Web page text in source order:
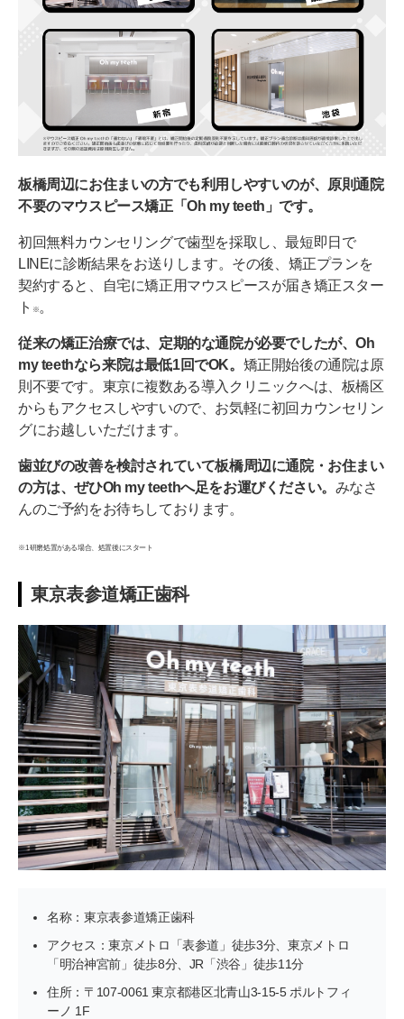
板橋周辺にお住まいの方でも利用しやすいのが、原則通院
不要のマウスピース矯正「Oh my teeth」です。
初回無料カウンセリングで歯型を採取し、最短即日で
LINEに診断結果をお送りします。その後、矯正プランを
契約すると、自宅に矯正用マウスピースが届き矯正スター
ト ※ 。
従来の矯正治療では、定期的な通院が必要でしたが、Oh
my teethなら来院は最低1回でOK。 矯正開始後の通院は原
則不要です。東京に複数ある導入クリニックへは、板橋区
からもアクセスしやすいので、お気軽に初回カウンセリン
グにお越しいただけます。
歯並びの改善を検討されていて板橋周辺に通院・お住まい
の方は、ぜひOh my teethへ足をお運びください。 みなさ
んのご予約をお待ちしております。
※1 研磨処置がある場合、処置後にスタート
東京表参道矯正歯科
名称：東京表参道矯正歯科
アクセス：東京メトロ「表参道」徒歩3分、東京メトロ
「明治神宮前」徒歩8分、JR「渋谷」徒歩11分
住所：〒107-0061 東京都港区北青山3-15-5 ポルトフィ
ーノ 1F